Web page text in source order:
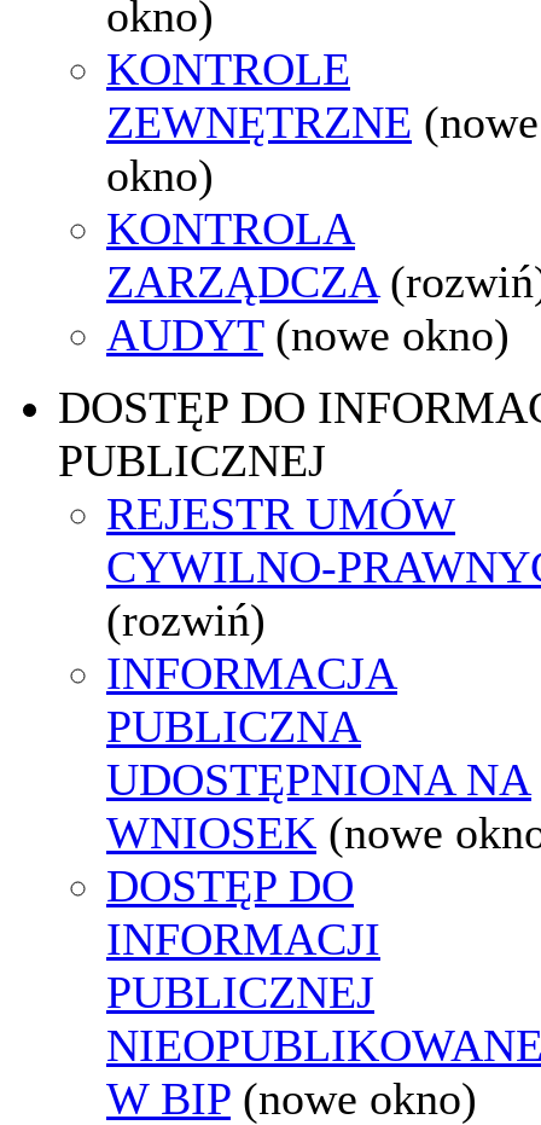
okno)
KONTROLE
ZEWNĘTRZNE (nowe
okno)
KONTROLA
ZARZĄDCZA
AUDYT (nowe okno)
DOSTĘP DO
PUBLICZNEJ
REJESTR UMÓW
CYWILNO-
(rozwiń)
INFORMACJA
PUBLICZNA
UDOSTĘPNIONA NA
WNIOSEK (nowe
DOSTĘP DO
INFORMACJI
PUBLICZNEJ
W BIP (nowe okno)